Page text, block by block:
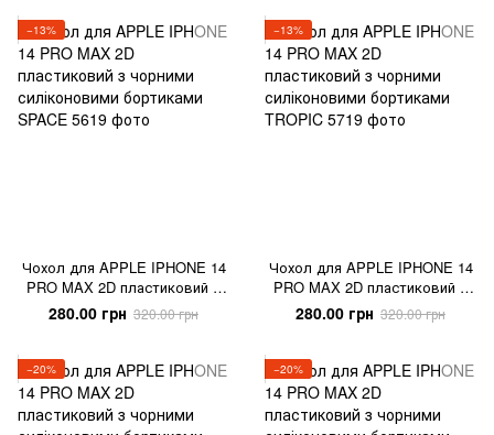
−13%
Чохол для APPLE IPHONE 14
PRO MAX 2D пластиковий з
чорними силіконовими
бортиками SPACE
280.00 грн 320.00 грн
−13%
Чохол для APPLE IPHONE 14
PRO MAX 2D пластиковий з
чорними силіконовими
бортиками TROPIC
280.00 грн 320.00 грн
−20% −20%